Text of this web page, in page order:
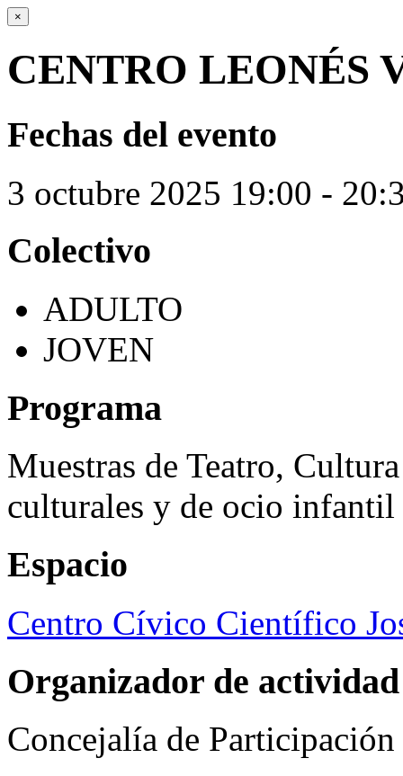
×
CENTRO LEONÉS
Fechas del evento
3 octubre 2025 19:00 -
Colectivo
ADULTO
JOVEN
Programa
Muestras de Teatro,
culturales y de ocio infantil
Espacio
Centro Cívico Científico
Organizador de actividad
Concejalía de